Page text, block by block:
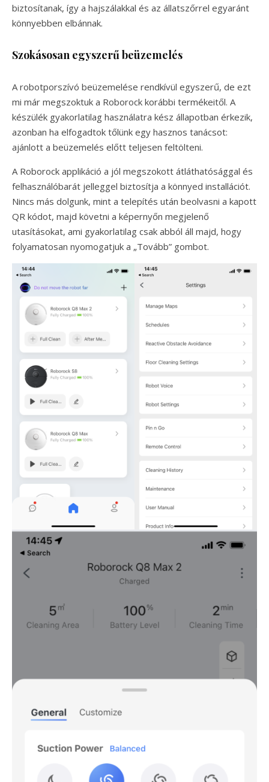
biztosítanak, így a hajszálakkal és az állatszőrrel egyaránt
könnyebben elbánnak.
Szokásosan egyszerű beüzemelés
A robotporszívó beüzemelése rendkívül egyszerű, de ezt
mi már megszoktuk a Roborock korábbi termékeitől. A
készülék gyakorlatilag használatra kész állapotban érkezik,
azonban ha elfogadtok tőlünk egy hasznos tanácsot:
ajánlott a beüzemelés előtt teljesen feltölteni.
A Roborock applikáció a jól megszokott átláthatósággal és
felhasználóbarát jelleggel biztosítja a könnyed installációt.
Nincs más dolgunk, mint a telepítés után beolvasni a kapott
QR kódot, majd követni a képernyőn megjelenő
utasításokat, ami gyakorlatilag csak abból áll majd, hogy
folyamatosan nyomogatjuk a „Tovább” gombot.